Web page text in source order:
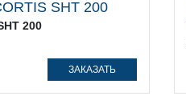
200
ЗАКАЗАТЬ